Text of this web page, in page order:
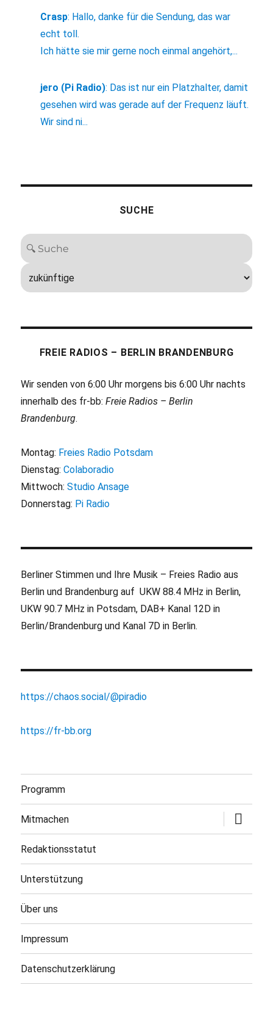
Crasp: Hallo, danke für die Sendung, das war
echt toll.
Ich hätte sie mir gerne noch einmal angehört,...
jero (Pi Radio): Das ist nur ein Platzhalter, damit
gesehen wird was gerade auf der Frequenz läuft.
Wir sind ni...
SUCHE
FREIE RADIOS – BERLIN BRANDENBURG
Wir senden von 6:00 Uhr morgens bis 6:00 Uhr nachts
innerhalb des fr-bb:Freie Radios – Berlin
Brandenburg.
Montag: Freies Radio Potsdam
Dienstag:Colaboradio
Mittwoch:Studio Ansage
Donnerstag: Pi Radio
Berliner Stimmen und Ihre Musik – Freies Radio aus
Berlin und Brandenburg auf UKW 88.4 MHz in Berlin,
UKW 90.7 MHz in Potsdam, DAB+ Kanal 12D in
Berlin/Brandenburg und Kanal 7D in Berlin.
https://chaos.social/@piradio
https://fr-bb.org
Programm
Mitmachen
öffnen
Redaktionsstatut
Unterstützung
Über uns
Impressum
Datenschutzerklärung